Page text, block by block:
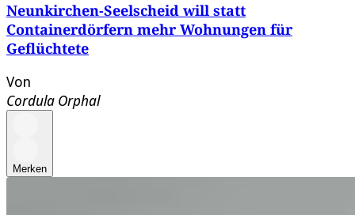
Neunkirchen-Seelscheid will statt
Containerdörfern mehr Wohnungen für
Geflüchtete
Von
Cordula Orphal
Merken